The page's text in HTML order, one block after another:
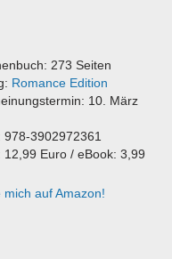
273 Seiten
Romance Edition
10. März
978-3902972361
12,99 Euro / eBook: 3,99
mich auf Amazon!